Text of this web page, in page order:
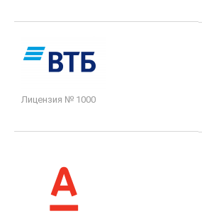
Лицензия № 1000